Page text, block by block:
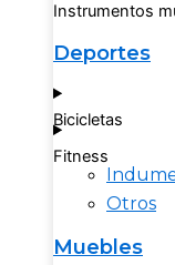
Instrumentos
Deportes
Bicicletas
Fitness
Otros
Muebles